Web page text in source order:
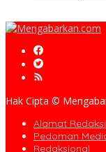
Hak Cipta ©
Alamat Redaksi
Pedoman
Redaksional